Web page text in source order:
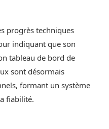
progrès techniques
indiquant que son
tableau de bord de
sont désormais
formant un système
fiabilité.